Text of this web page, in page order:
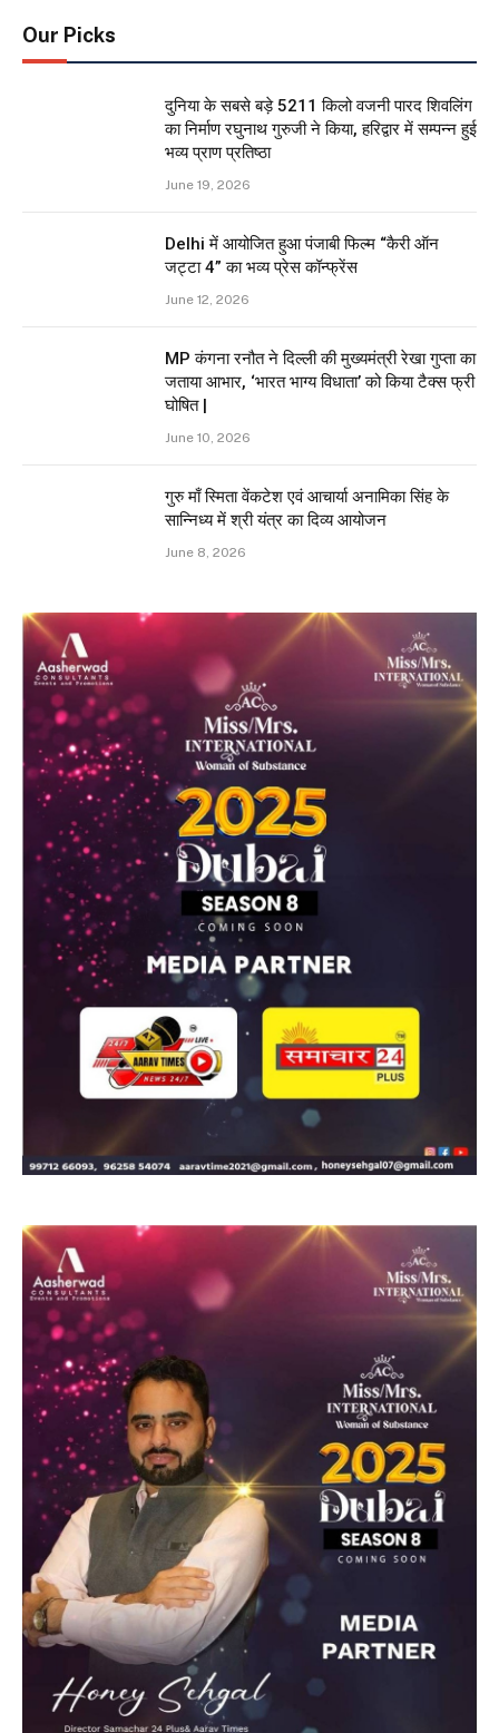
Our Picks
दुनिया के सबसे बड़े 5211 किलो वजनी पारद शिवलिंग
का निर्माण रघुनाथ गुरुजी ने किया, हरिद्वार में सम्पन्न हुई
भव्य प्राण प्रतिष्ठा
June 19, 2026
Delhi में आयोजित हुआ पंजाबी फिल्म “कैरी ऑन
जट्टा 4” का भव्य प्रेस कॉन्फ्रेंस
June 12, 2026
MP कंगना रनौत ने दिल्ली की मुख्यमंत्री रेखा गुप्ता का
जताया आभार, ‘भारत भाग्य विधाता’ को किया टैक्स फ्री
घोषित |
June 10, 2026
गुरु माँ स्मिता वेंकटेश एवं आचार्या अनामिका सिंह के
सान्निध्य में श्री यंत्र का दिव्य आयोजन
June 8, 2026